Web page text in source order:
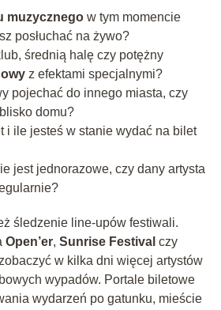
muzycznegow tym momencie
posłuchać na żywo?
średnią halę czy potężny
z efektami specjalnymi?
pojechać do innego miasta, czy
domu?
i ile jesteś w stanie wydać na bilet
jest jednorazowe, czy dany artysta
śledzenie line-upów festiwali.
Open’er, Sunrise Festival czy
w kilka dni więcej artystów
wypadów. Portale biletowe
wydarzeń po gatunku, mieście